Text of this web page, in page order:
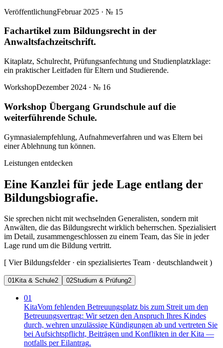
VeröffentlichungFebruar 2025 · № 15
Fachartikel zum Bildungsrecht in der
Anwaltsfachzeitschrift.
Kitaplatz, Schulrecht, Prüfungsanfechtung und Studienplatzklage:
ein praktischer Leitfaden für Eltern und Studierende.
WorkshopDezember 2024 · № 16
Workshop Übergang Grundschule auf die
weiterführende Schule.
Gymnasialempfehlung, Aufnahmeverfahren und was Eltern bei
einer Ablehnung tun können.
Leistungen entdecken
Eine Kanzlei für jede Lage entlang der
Bildungsbiografie.
Sie sprechen nicht mit wechselnden Generalisten, sondern mit
Anwälten, die das Bildungsrecht wirklich beherrschen. Spezialisiert
im Detail, zusammengeschlossen zu einem Team, das Sie in jeder
Lage rund um die Bildung vertritt.
[ Vier Bildungsfelder · ein spezialisiertes Team · deutschlandweit)
01Kita & Schule2 02Studium & Prüfung2
01
KitaVom fehlenden Betreuungsplatz bis zum Streit um den
Betreuungsvertrag: Wir setzen den Anspruch Ihres Kindes
durch, wehren unzulässige Kündigungen ab und vertreten Sie
bei Aufsichtspflicht, Beiträgen und Konflikten in der Kita —
notfalls per Eilantrag.